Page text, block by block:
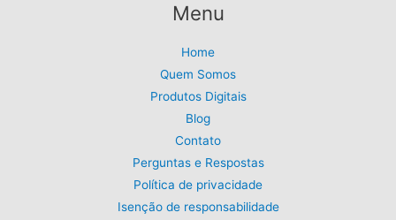
Menu
Home
Quem Somos
Produtos Digitais
Blog
Contato
Perguntas e Respostas
Política de privacidade
Isenção de responsabilidade